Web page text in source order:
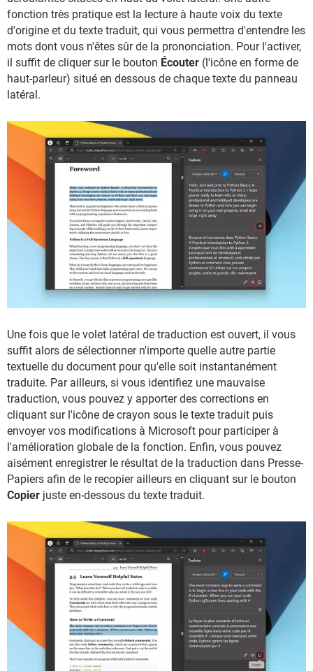
fonction très pratique est la lecture à haute voix du texte
d'origine et du texte traduit, qui vous permettra d'entendre les
mots dont vous n'êtes sûr de la prononciation. Pour l'activer,
il suffit de cliquer sur le bouton Écouter (l'icône en forme de
haut-parleur) situé en dessous de chaque texte du panneau
latéral.
Une fois que le volet latéral de traduction est ouvert, il vous
suffit alors de sélectionner n'importe quelle autre partie
textuelle du document pour qu'elle soit instantanément
traduite. Par ailleurs, si vous identifiez une mauvaise
traduction, vous pouvez y apporter des corrections en
cliquant sur l'icône de crayon sous le texte traduit puis
envoyer vos modifications à Microsoft pour participer à
l'amélioration globale de la fonction. Enfin, vous pouvez
aisément enregistrer le résultat de la traduction dans Presse-
Papiers afin de le recopier ailleurs en cliquant sur le bouton
Copier juste en-dessous du texte traduit.